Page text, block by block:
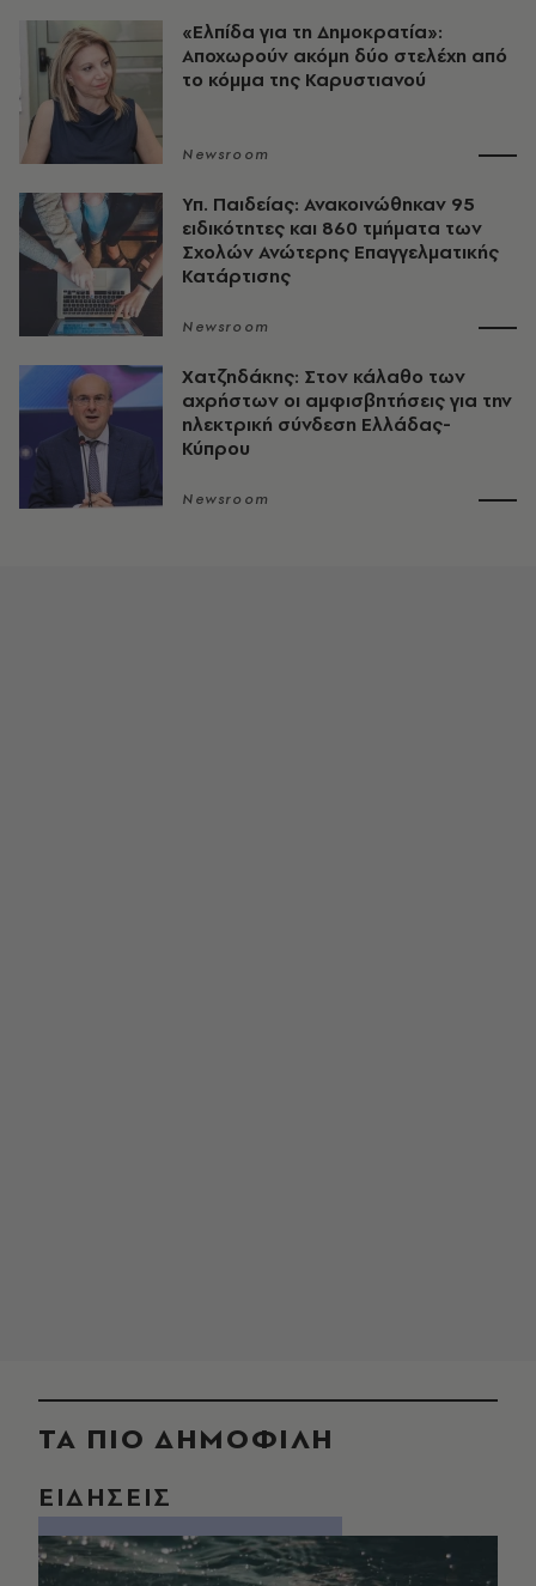
«Ελπίδα για τη Δημοκρατία»:
Αποχωρούν ακόμη δύο στελέχη από
το κόμμα της Καρυστιανού
Newsroom
Υπ. Παιδείας: Ανακοινώθηκαν 95
ειδικότητες και 860 τμήματα των
Σχολών Ανώτερης Επαγγελματικής
Κατάρτισης
Newsroom
Χατζηδάκης: Στον κάλαθο των
αχρήστων οι αμφισβητήσεις για την
ηλεκτρική σύνδεση Ελλάδας-
Κύπρου
Newsroom
ΤΑ ΠΙΟ ΔΗΜΟΦΙΛΗ
ΕΙΔΗΣΕΙΣ